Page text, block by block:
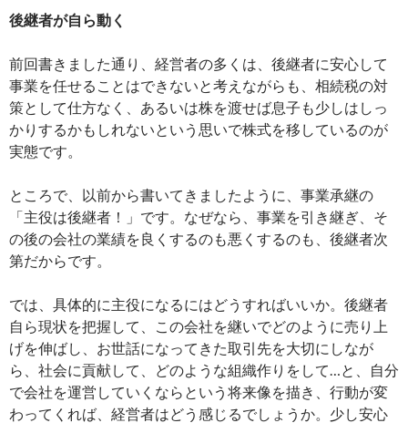
後継者が自ら動く
前回書きました通り、経営者の多くは、後継者に安心して
事業を任せることはできないと考えながらも、相続税の対
策として仕方なく、あるいは株を渡せば息子も少しはしっ
かりするかもしれないという思いで株式を移しているのが
実態です。
ところで、以前から書いてきましたように、事業承継の
「主役は後継者！」です。なぜなら、事業を引き継ぎ、そ
の後の会社の業績を良くするのも悪くするのも、後継者次
第だからです。
では、具体的に主役になるにはどうすればいいか。後継者
自ら現状を把握して、この会社を継いでどのように売り上
げを伸ばし、お世話になってきた取引先を大切にしなが
ら、社会に貢献して、どのような組織作りをして…と、自分
で会社を運営していくならという将来像を描き、行動が変
わってくれば、経営者はどう感じるでしょうか。少し安心